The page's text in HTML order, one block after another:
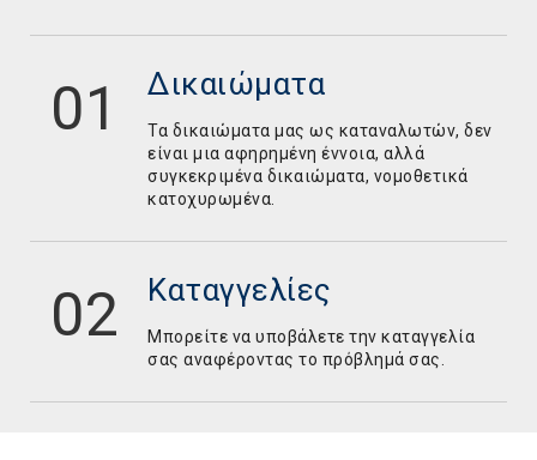
Δικαιώματα
Τα δικαιώματα μας ως καταναλωτών, δεν
είναι μια αφηρημένη έννοια, αλλά
συγκεκριμένα δικαιώματα, νομοθετικά
κατοχυρωμένα.
Καταγγελίες
Mπορείτε να υποβάλετε την καταγγελία
σας αναφέροντας το πρόβλημά σας.